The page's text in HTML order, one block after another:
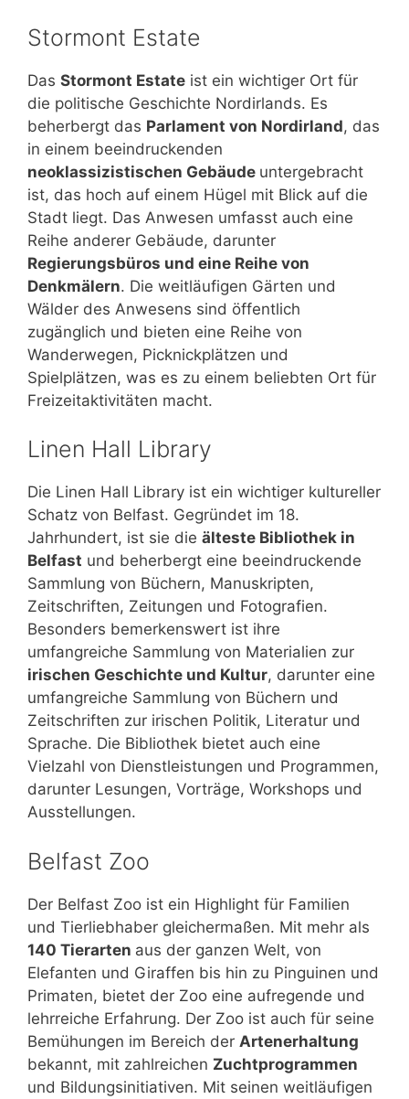
Stormont Estate
Das Stormont Estate ist ein wichtiger Ort für
die politische Geschichte Nordirlands. Es
beherbergt das Parlament von Nordirland, das
in einem beeindruckenden
neoklassizistischen Gebäude untergebracht
ist, das hoch auf einem Hügel mit Blick auf die
Stadt liegt. Das Anwesen umfasst auch eine
Reihe anderer Gebäude, darunter
Regierungsbüros und eine Reihe von
Denkmälern. Die weitläufigen Gärten und
Wälder des Anwesens sind öffentlich
zugänglich und bieten eine Reihe von
Wanderwegen, Picknickplätzen und
Spielplätzen, was es zu einem beliebten Ort für
Freizeitaktivitäten macht.
Linen Hall Library
Die Linen Hall Library ist ein wichtiger kultureller
Schatz von Belfast. Gegründet im 18.
Jahrhundert, ist sie die älteste Bibliothek in
Belfast und beherbergt eine beeindruckende
Sammlung von Büchern, Manuskripten,
Zeitschriften, Zeitungen und Fotografien.
Besonders bemerkenswert ist ihre
umfangreiche Sammlung von Materialien zur
irischen Geschichte und Kultur, darunter eine
umfangreiche Sammlung von Büchern und
Zeitschriften zur irischen Politik, Literatur und
Sprache. Die Bibliothek bietet auch eine
Vielzahl von Dienstleistungen und Programmen,
darunter Lesungen, Vorträge, Workshops und
Ausstellungen.
Belfast Zoo
Der Belfast Zoo ist ein Highlight für Familien
und Tierliebhaber gleichermaßen. Mit mehr als
140 Tierarten aus der ganzen Welt, von
Elefanten und Giraffen bis hin zu Pinguinen und
Primaten, bietet der Zoo eine aufregende und
lehrreiche Erfahrung. Der Zoo ist auch für seine
Bemühungen im Bereich der Artenerhaltung
bekannt, mit zahlreichen Zuchtprogrammen
und Bildungsinitiativen. Mit seinen weitläufigen